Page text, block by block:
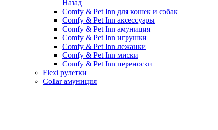
Назад
Comfy & Pet Inn для кошек и собак
Comfy & Pet Inn аксессуары
Comfy & Pet Inn амуниция
Comfy & Pet Inn игрушки
Comfy & Pet Inn лежанки
Comfy & Pet Inn миски
Comfy & Pet Inn переноски
Flexi рулетки
Collar амуниция